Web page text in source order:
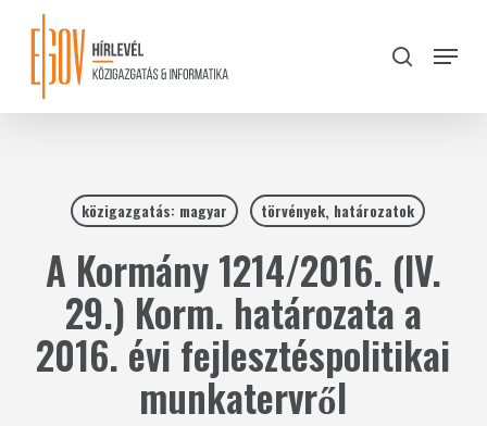
content
search
Menu
közigazgatás: magyar törvények, határozatok
A Kormány 1214/2016. (IV.
29.) Korm. határozata a
2016. évi fejlesztéspolitikai
munkatervről
Close